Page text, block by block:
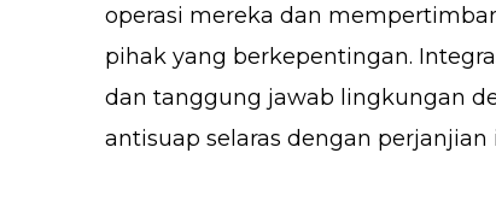
operasi mereka dan
pihak yang berkepentingan.
dan tanggung jawab lingkungan
antisuap selaras dengan